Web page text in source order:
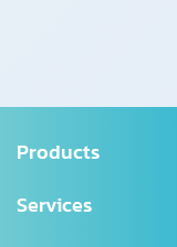
Products
Health Insurance
Services